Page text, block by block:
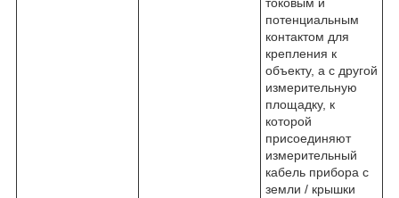
потенциальным
контактом для
крепления к
объекту, а с другой
измерительную
площадку, к
которой
присоединяют
измерительный
кабель прибора с
земли / крышки